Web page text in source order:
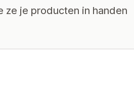
ze je producten in handen